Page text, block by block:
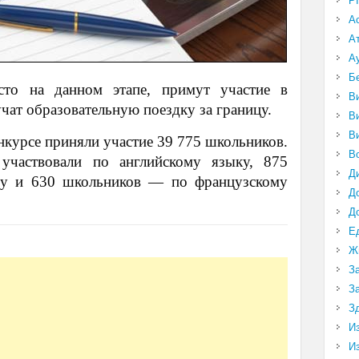
на данном этапе, примут участие в
образовательную поездку за границу.
приняли участие 39 775 школьников.
по английскому языку, 875
и 630 школьников — по французскому